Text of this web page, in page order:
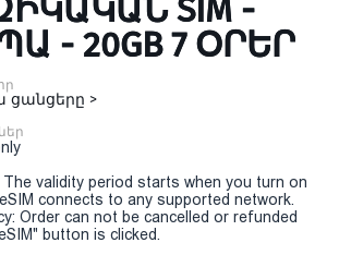
SIM -
- 20GB 7 ՕՐԵՐ
ցանցերը >
The validity period starts when you turn on
connects to any supported network.
Order can not be cancelled or refunded
button is clicked.